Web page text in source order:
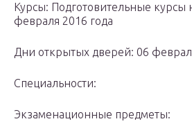
Курсы: Подготовительные курсы
февраля 2016 года
Дни открытых дверей: 06
Специальности:
Экзаменационные предметы: